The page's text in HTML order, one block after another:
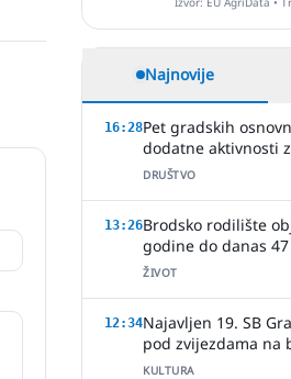
Najnovije
16:28Pet gradskih
dodatne aktivnosti
nastavu
DRUŠTVO
13:26Brodsko rodilište
godine do danas
cijeloj 2025.!
ŽIVOT
12:34Najavljen 19. SB
pod zvijezdama na
KULTURA